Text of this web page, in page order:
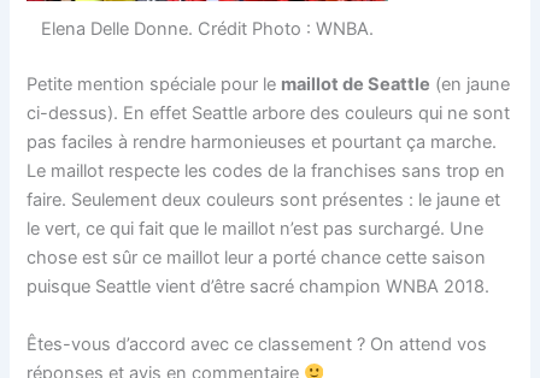
Elena Delle Donne. Crédit Photo : WNBA.
Petite mention spéciale pour le maillot de Seattle (en jaune
ci-dessus). En effet Seattle arbore des couleurs qui ne sont
pas faciles à rendre harmonieuses et pourtant ça marche.
Le maillot respecte les codes de la franchises sans trop en
faire. Seulement deux couleurs sont présentes : le jaune et
le vert, ce qui fait que le maillot n’est pas surchargé. Une
chose est sûr ce maillot leur a porté chance cette saison
puisque Seattle vient d’être sacré champion WNBA 2018.
Êtes-vous d’accord avec ce classement ? On attend vos
réponses et avis en commentaire